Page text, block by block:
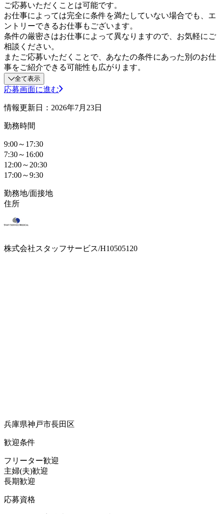
ご応募いただくことは可能です。
お仕事によっては完全に条件を満たしていない場合でも、エ
ントリーできるお仕事もございます。
条件の厳密さはお仕事によって異なりますので、お気軽にご
相談ください。
またご応募いただくことで、あなたの条件にあった別のお仕
事をご紹介できる可能性も広がります。
全て表示
応募画面に進む
情報更新日：2026年7月23日
勤務時間
9:00～17:30
7:30～16:00
12:00～20:30
17:00～9:30
勤務地/面接地
住所
株式会社スタッフサービス/H10505120
兵庫県神戸市長田区
歓迎条件
フリーター歓迎
主婦(夫)歓迎
長期歓迎
応募資格